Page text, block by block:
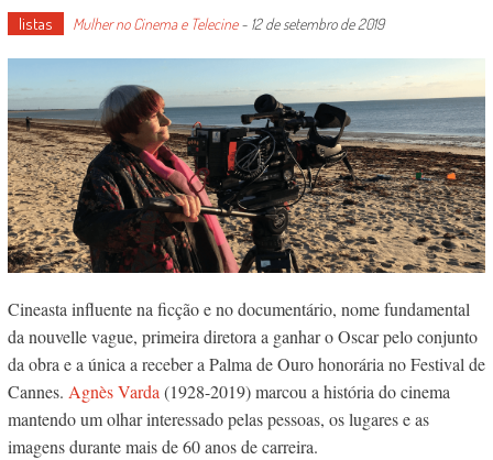
listas Mulher no Cinema e Telecine- 12 de setembro de 2019
Cineasta influente na ficção e no documentário, nome fundamental
da nouvelle vague, primeira diretora a ganhar o Oscar pelo conjunto
da obra e a única a receber a Palma de Ouro honorária no Festival de
Cannes. Agnès Varda(1928-2019) marcou a história do cinema
mantendo um olhar interessado pelas pessoas, os lugares e as
imagens durante mais de 60 anos de carreira.